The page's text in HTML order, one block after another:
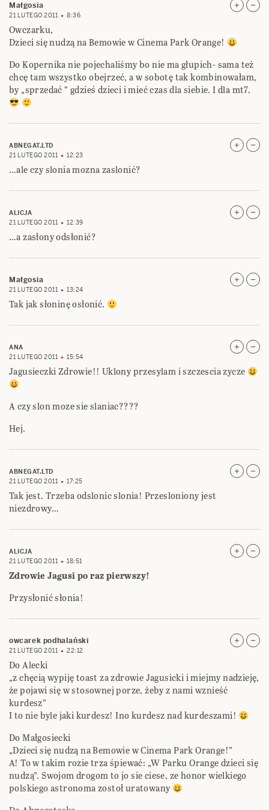
Małgosia
21 LUTEGO 2011 8:36
Owczarku,
Dzieci się nudzą na Bemowie w Cinema Park Orange!
Do Kopernika nie pojechaliśmy bo nie ma głupich- sama też
chcę tam wszystko obejrzeć, a w sobotę tak kombinowałam,
by „sprzedać ” gdzieś dzieci i mieć czas dla siebie. I dla mt7.
ABNEGAT.LTD
21 LUTEGO 2011
12:23
…ale czy slonia mozna zaslonić?
ALICJA
21 LUTEGO 2011
12:39
…a zasłony odsłonić?
Małgosia
21 LUTEGO 2011 13:24
Tak jak słoninę osłonić.
ANA
21 LUTEGO 2011
15:54
Jagusieczki Zdrowie!! Uklony przesylam i szczescia zycze
A czy slon moze sie slaniac????
Hej.
ABNEGAT.LTD
21 LUTEGO 2011
17:25
Tak jest. Trzeba odslonic slonia! Przesloniony jest
niezdrowy…
ALICJA
21 LUTEGO 2011
18:51
Zdrowie Jagusi po raz pierwszy!
Przysłonić słonia!
owcarek podhalański
21 LUTEGO 2011 22:12
Do Alecki
„z chęcią wypiję toast za zdrowie Jagusicki i miejmy nadzieję,
że pojawi się w stosownej porze, żeby z nami wznieść
kurdesz”
I to nie byle jaki kurdesz! Ino kurdesz nad kurdeszami!
Do Małgosiecki
„Dzieci się nudzą na Bemowie w Cinema Park Orange!”
A! To w takim rozie trza śpiewać: „W Parku Orange dzieci się
nudzą”. Swojom drogom to jo sie ciese, ze honor wielkiego
polskiego astronoma zostoł uratowany